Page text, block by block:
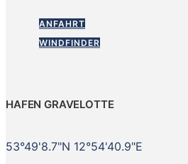
ANFAHRT
WINDFINDER
HAFEN GRAVELOTTE
53°49'8.7"N 12°54'40.9"E